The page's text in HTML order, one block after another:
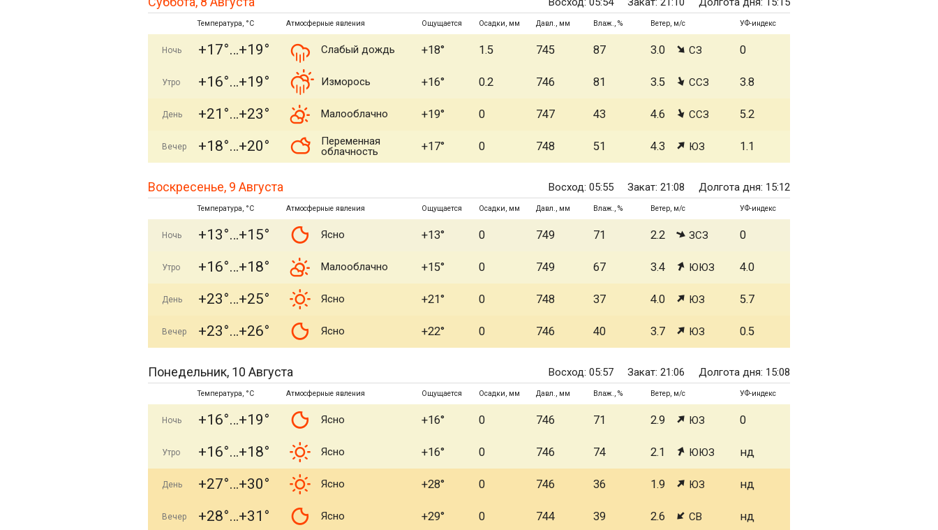
Температура, °C Атмосферные явления Ощущается Осадки, мм Давл., мм Влаж., % Ветер, м/с УФ-индекс
Ночь +17° +19° Слабый дождь +18° 1.5 745 87 3.0 СЗ 0
Утро +16° +19° Изморось +16° 0.2 746 81 3.5 ССЗ 3.8
День +21° +23° Малооблачно +19° 0 747 43 4.6 ССЗ 5.2
Вечер +18° +20°
Переменная
облачность
+17° 0 748 51 4.3 ЮЗ 1.1
Воскресенье, 9 Августа Восход: 05:55 Закат: 21:08 Долгота дня: 15:12
Температура, °C Атмосферные явления Ощущается Осадки, мм Давл., мм Влаж., % Ветер, м/с УФ-индекс
Ночь +13° +15° Ясно +13° 0 749 71 2.2 ЗСЗ 0
Утро +16° +18° Малооблачно +15° 0 749 67 3.4 ЮЮЗ 4.0
День +23° +25° Ясно +21° 0 748 37 4.0 ЮЗ 5.7
Вечер +23° +26° Ясно +22° 0 746 40 3.7 ЮЗ 0.5
Понедельник, 10 Августа Восход: 05:57 Закат: 21:06 Долгота дня: 15:08
Температура, °C Атмосферные явления Ощущается Осадки, мм Давл., мм Влаж., % Ветер, м/с УФ-индекс
Ночь +16° +19° Ясно +16° 0 746 71 2.9 ЮЗ 0
Утро +16° +18° Ясно +16° 0 746 74 2.1 ЮЮЗ нд
День +27° +30° Ясно +28° 0 746 36 1.9 ЮЗ нд
Вечер +28° +31° Ясно +29° 0 744 39 2.6 СВ нд